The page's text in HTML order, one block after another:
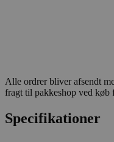
Alle ordrer bliver afsendt
fragt til pakkeshop ved køb
Specifikationer